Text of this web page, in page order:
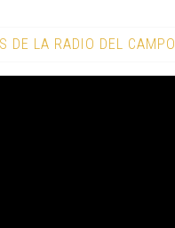
DE LA RADIO DEL CAMPO